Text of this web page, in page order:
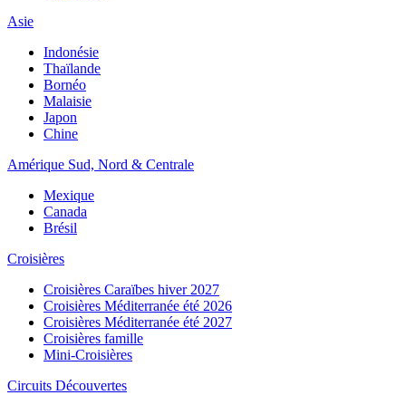
Asie
Indonésie
Thaïlande
Bornéo
Malaisie
Japon
Chine
Amérique Sud, Nord & Centrale
Mexique
Canada
Brésil
Croisières
Croisières Caraïbes hiver 2027
Croisières Méditerranée été 2026
Croisières Méditerranée été 2027
Croisières famille
Mini-Croisières
Circuits Découvertes